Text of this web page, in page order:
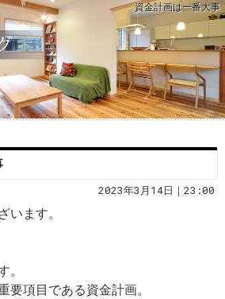
資金計画は一番大事
2023年3月14日｜23:00
います。
。
要項目である資金計画。